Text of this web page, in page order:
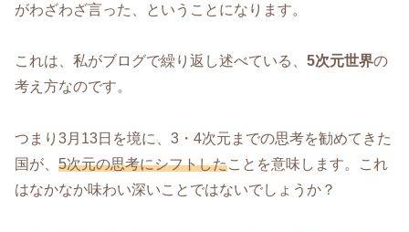
がわざわざ言った、ということになります。
これは、私がブログで繰り返し述べている、 5次元世界の
考え方なのです。
つまり3月13日を境に、3・4次元までの思考を勧めてきた
国が、 5次元の思考にシフトしたことを意味します。これ
はなかなか味わい深いことではないでしょうか？